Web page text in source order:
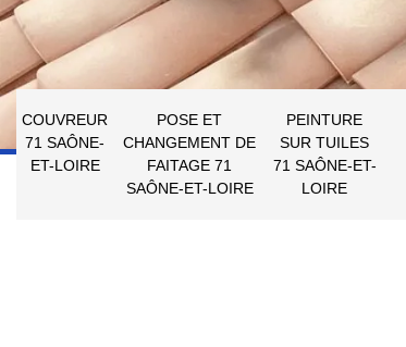
COUVREUR
71 SAÔNE-
ET-LOIRE
POSE ET
CHANGEMENT DE
FAITAGE 71
SAÔNE-ET-LOIRE
PEINTURE
SUR TUILES
71 SAÔNE-ET-
LOIRE